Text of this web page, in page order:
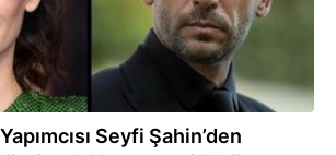
Seyfi Şahin’den